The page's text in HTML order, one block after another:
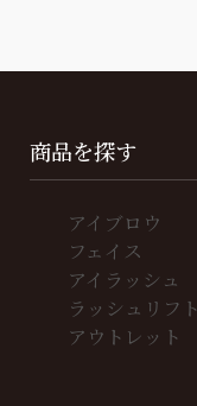
商品を探す
アイブロウ
フェイス
アイラッシュ
ラッシュリフト
アウトレット